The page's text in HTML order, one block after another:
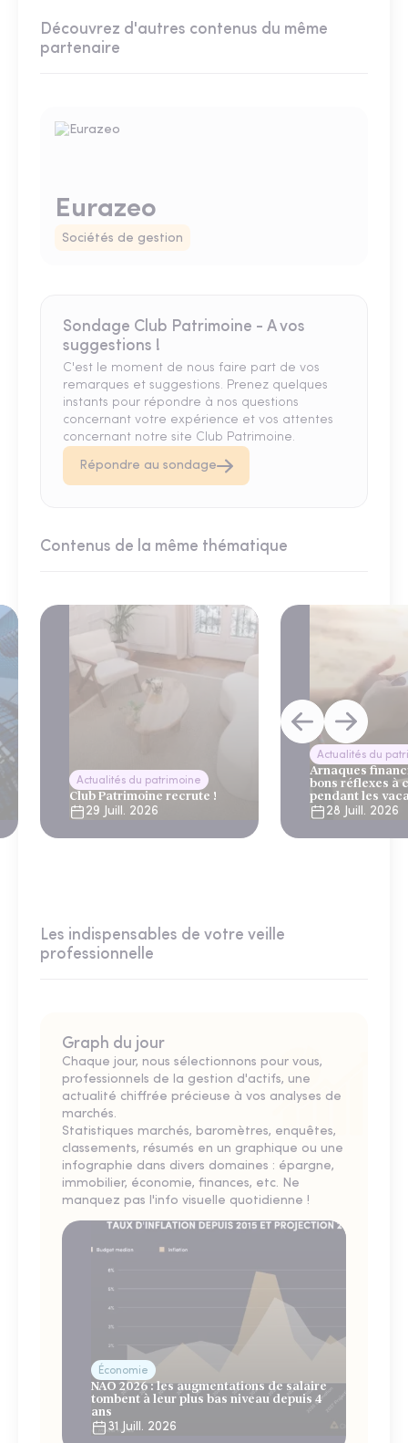
Découvrez d'autres contenus du même
partenaire
Eurazeo
Sociétés de gestion
Sondage Club Patrimoine - A vos
suggestions !
C'est le moment de nous faire part de vos
remarques et suggestions. Prenez quelques
instants pour répondre à nos questions
concernant votre expérience et vos attentes
concernant notre site Club Patrimoine.
Répondre au sondage
Contenus de la même thématique
Actualités du patrimoine
Club Patrimoine recrute !
29 Juill. 2026
Actualités du
Arnaques
bons réflexes à
pendant les
28 Juill. 2026
Les indispensables de votre veille
professionnelle
Graph du jour
Chaque jour, nous sélectionnons pour vous,
professionnels de la gestion d'actifs, une
actualité chiffrée précieuse à vos analyses de
marchés.
Statistiques marchés, baromètres, enquêtes,
classements, résumés en un graphique ou une
infographie dans divers domaines : épargne,
immobilier, économie, finances, etc. Ne
manquez pas l'info visuelle quotidienne !
Économie
NAO 2026 : les augmentations de salaire
tombent à leur plus bas niveau depuis 4
ans
31 Juill. 2026